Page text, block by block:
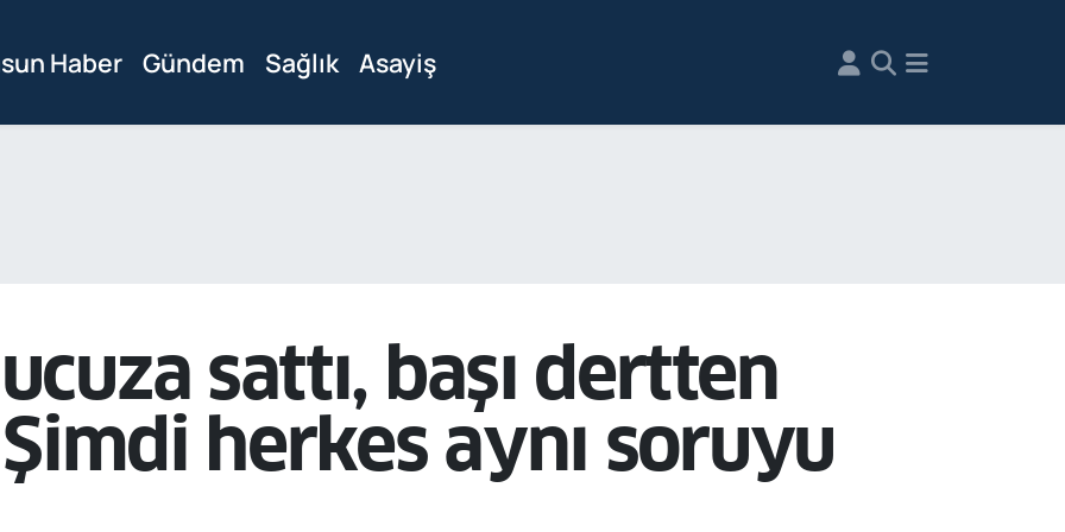
Haber Gündem Sağlık Asayiş
sattı, başı dertten
herkes aynı soruyu